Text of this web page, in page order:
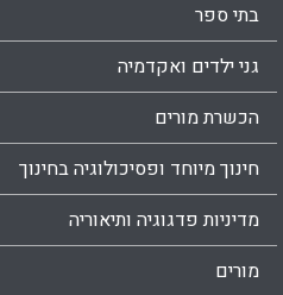
בתי ספר
גני ילדים ואקדמיה
הכשרת מורים
חינוך מיוחד ופסיכולוגיה בחינוך
מדיניות פדגוגיה ותיאוריה
מורים